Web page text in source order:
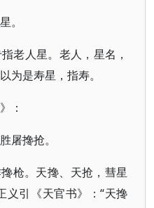
。
老人星。老人，星名，
为是寿星，指寿。
：
屠搀抢。
枪。天搀、天抢，彗星
义引《天官书》：“天搀